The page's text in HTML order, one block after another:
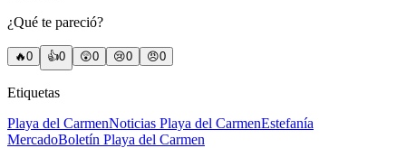
¿Qué te pareció?
🔥0 👍0 😲0 😢0 😠0
Etiquetas
Playa del CarmenNoticias Playa del CarmenEstefanía
MercadoBoletín Playa del Carmen